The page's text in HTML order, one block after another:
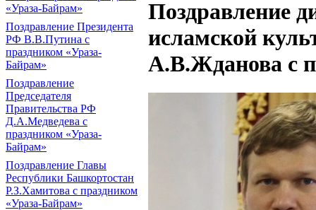
«Ураза-Байрам»
Поздравление Президента
РФ В.В.Путина с
праздником «Ураза-
Байрам»
Поздравление
Председателя
Правительства РФ
Д.А.Медведева с
праздником «Ураза-
Байрам»
Поздравление Главы
Республики Башкортостан
Р.З.Хамитова с праздником
«Ураза-Байрам»
Поздравление
исламской
А.В.Жданова с